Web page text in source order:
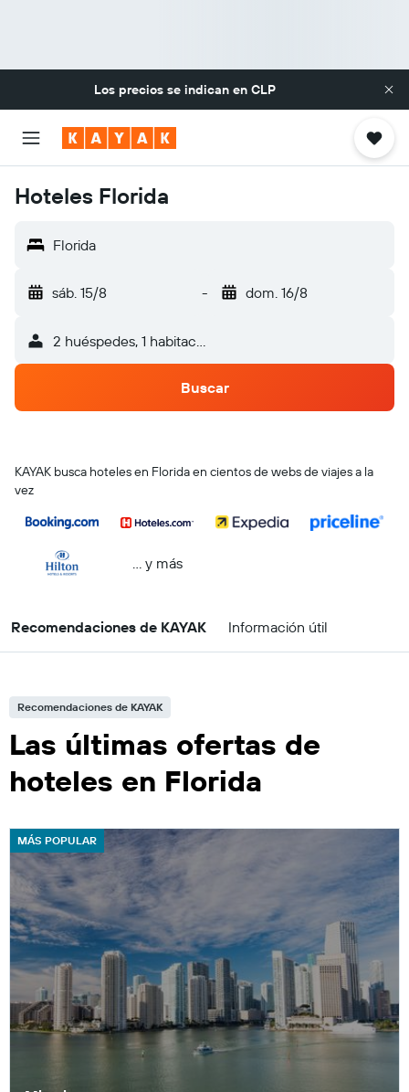
Los precios se indican en CLP
Hoteles Florida
Florida
sáb. 15/8 - dom. 16/8
2 huéspedes, 1 habitación
Buscar
KAYAK busca hoteles en Florida en cientos de webs de viajes a la
vez
… y más
Recomendaciones de KAYAK Información útil
Recomendaciones de KAYAK
Las últimas ofertas de
hoteles en Florida
MÁS POPULAR